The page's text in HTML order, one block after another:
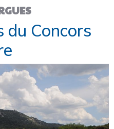
du Concors